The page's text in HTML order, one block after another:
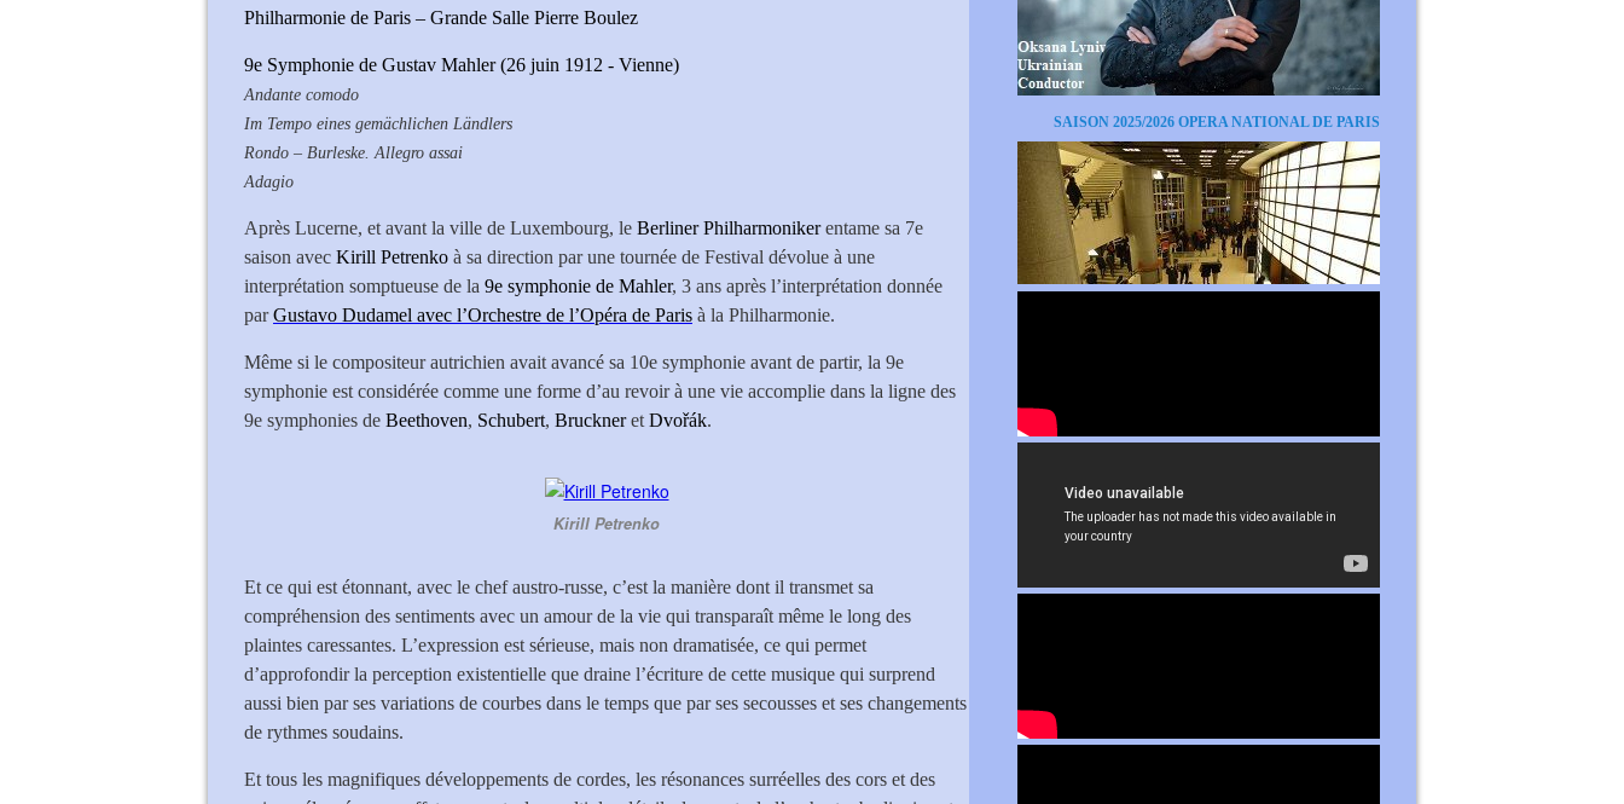
Philharmonie de Paris – Grande Salle Pierre Boulez
9e Symphonie de Gustav Mahler (26 juin 1912 - Vienne)
Andante comodo
Im Tempo eines gemächlichen Ländlers
Rondo – Burleske. Allegro assai
Adagio
Après Lucerne, et avant la ville de Luxembourg, le Berliner Philharmonikerentame sa 7e
saison avec Kirill Petrenko à sa direction par une tournée de Festival dévolue à une
interprétation somptueuse de la 9e symphonie de Mahler, 3 ans après l’interprétation donnée
par Gustavo Dudamel avec l’Orchestre de l’Opéra de Paris à la Philharmonie.
Même si le compositeur autrichien avait avancé sa 10e symphonie avant de partir, la 9e
symphonie est considérée comme une forme d’au revoir à une vie accomplie dans la ligne des
9e symphonies de Beethoven, Schubert, Bruckneret Dvořák.
Kirill Petrenko
Et ce qui est étonnant, avec le chef austro-russe, c’est la manière dont il transmet sa
compréhension des sentiments avec un amour de la vie qui transparaît même le long des
plaintes caressantes. L’expression est sérieuse, mais non dramatisée, ce qui permet
d’approfondir la perception existentielle que draine l’écriture de cette musique qui surprend
aussi bien par ses variations de courbes dans le temps que par ses secousses et ses changements
de rythmes soudains.
Et tous les magnifiques développements de cordes, les résonances surréelles des cors et des
SAISON 2025/2026 OPERA NATIONAL DE PARIS